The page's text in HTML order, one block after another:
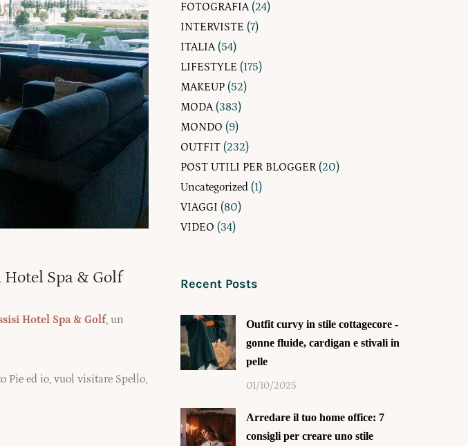
Spa & Golf
Hotel Spa & Golf, un
Pie ed io, vuol visitare Spello,
FOTOGRAFIA(24)
INTERVISTE (7)
ITALIA(54)
LIFESTYLE (175)
MAKEUP (52)
MODA(383)
MONDO (9)
OUTFIT (232)
POST UTILI PER BLOGGER (20)
Uncategorized (1)
VIAGGI (80)
VIDEO (34)
Recent Posts
Outfit curvy in stile cottagecore -
gonne fluide, cardigan e stivali in
pelle
01/10/2025
Arredare il tuo home office: 7
consigli per creare uno stile